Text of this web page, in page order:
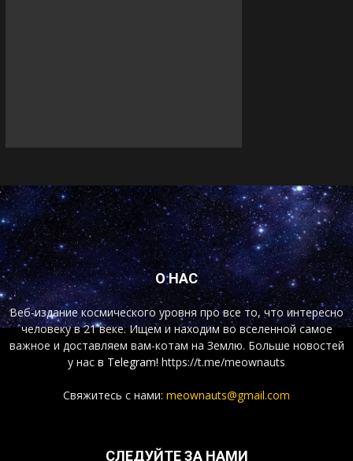
О НАС
Веб-издание космического уровня про все то, что интересно
человеку в 21 веке. Ищем и находим во вселенной самое
важное и доставляем вам-котам на Землю. Больше новостей
у нас в Telegram! https://t.me/meownauts
Свяжитесь с нами: meownauts@gmail.com
СЛЕДУЙТЕ ЗА НАМИ